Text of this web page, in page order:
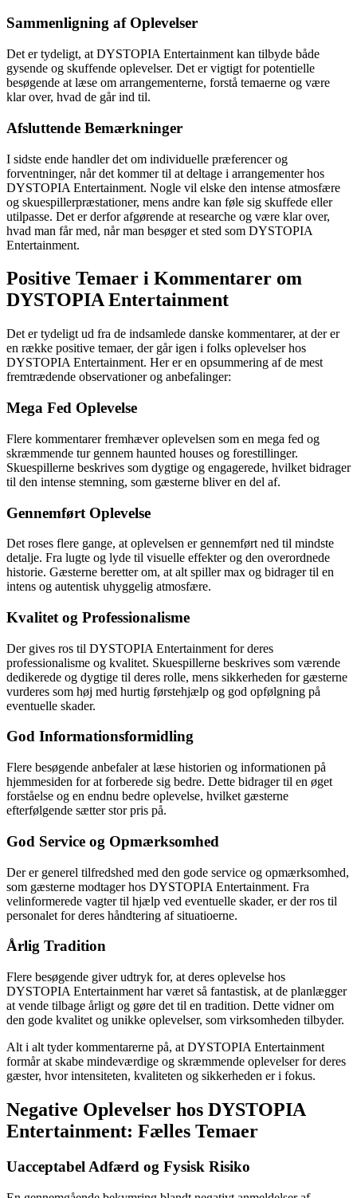
Sammenligning af Oplevelser
Det er tydeligt, at DYSTOPIA Entertainment kan tilbyde både
gysende og skuffende oplevelser. Det er vigtigt for potentielle
besøgende at læse om arrangementerne, forstå temaerne og være
klar over, hvad de går ind til.
Afsluttende Bemærkninger
I sidste ende handler det om individuelle præferencer og
forventninger, når det kommer til at deltage i arrangementer hos
DYSTOPIA Entertainment. Nogle vil elske den intense atmosfære
og skuespillerpræstationer, mens andre kan føle sig skuffede eller
utilpasse. Det er derfor afgørende at researche og være klar over,
hvad man får med, når man besøger et sted som DYSTOPIA
Entertainment.
Positive Temaer i Kommentarer om
DYSTOPIA Entertainment
Det er tydeligt ud fra de indsamlede danske kommentarer, at der er
en række positive temaer, der går igen i folks oplevelser hos
DYSTOPIA Entertainment. Her er en opsummering af de mest
fremtrædende observationer og anbefalinger:
Mega Fed Oplevelse
Flere kommentarer fremhæver oplevelsen som en mega fed og
skræmmende tur gennem haunted houses og forestillinger.
Skuespillerne beskrives som dygtige og engagerede, hvilket bidrager
til den intense stemning, som gæsterne bliver en del af.
Gennemført Oplevelse
Det roses flere gange, at oplevelsen er gennemført ned til mindste
detalje. Fra lugte og lyde til visuelle effekter og den overordnede
historie. Gæsterne beretter om, at alt spiller max og bidrager til en
intens og autentisk uhyggelig atmosfære.
Kvalitet og Professionalisme
Der gives ros til DYSTOPIA Entertainment for deres
professionalisme og kvalitet. Skuespillerne beskrives som værende
dedikerede og dygtige til deres rolle, mens sikkerheden for gæsterne
vurderes som høj med hurtig førstehjælp og god opfølgning på
eventuelle skader.
God Informationsformidling
Flere besøgende anbefaler at læse historien og informationen på
hjemmesiden for at forberede sig bedre. Dette bidrager til en øget
forståelse og en endnu bedre oplevelse, hvilket gæsterne
efterfølgende sætter stor pris på.
God Service og Opmærksomhed
Der er generel tilfredshed med den gode service og opmærksomhed,
som gæsterne modtager hos DYSTOPIA Entertainment. Fra
velinformerede vagter til hjælp ved eventuelle skader, er der ros til
personalet for deres håndtering af situatioerne.
Årlig Tradition
Flere besøgende giver udtryk for, at deres oplevelse hos
DYSTOPIA Entertainment har været så fantastisk, at de planlægger
at vende tilbage årligt og gøre det til en tradition. Dette vidner om
den gode kvalitet og unikke oplevelser, som virksomheden tilbyder.
Alt i alt tyder kommentarerne på, at DYSTOPIA Entertainment
formår at skabe mindeværdige og skræmmende oplevelser for deres
gæster, hvor intensiteten, kvaliteten og sikkerheden er i fokus.
Negative Oplevelser hos DYSTOPIA
Entertainment: Fælles Temaer
Uacceptabel Adfærd og Fysisk Risiko